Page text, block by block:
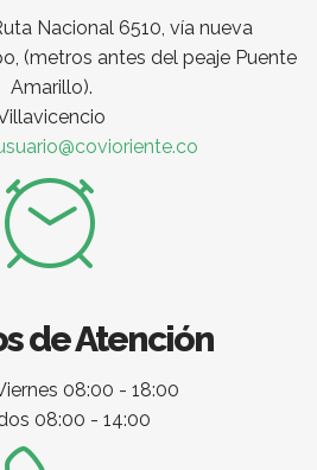
Nacional 6510, vía nueva
(metros antes del peaje Puente
Amarillo).
de Atención
08:00 - 18:00
08:00 - 14:00